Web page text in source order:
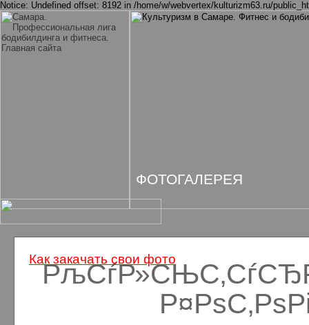
Notice: Undefined offset: 8192 in /home/w/webvertex/kulturizm63.ru/
ФОТОГАЛЕРЕЯ
Как закачать свои фото